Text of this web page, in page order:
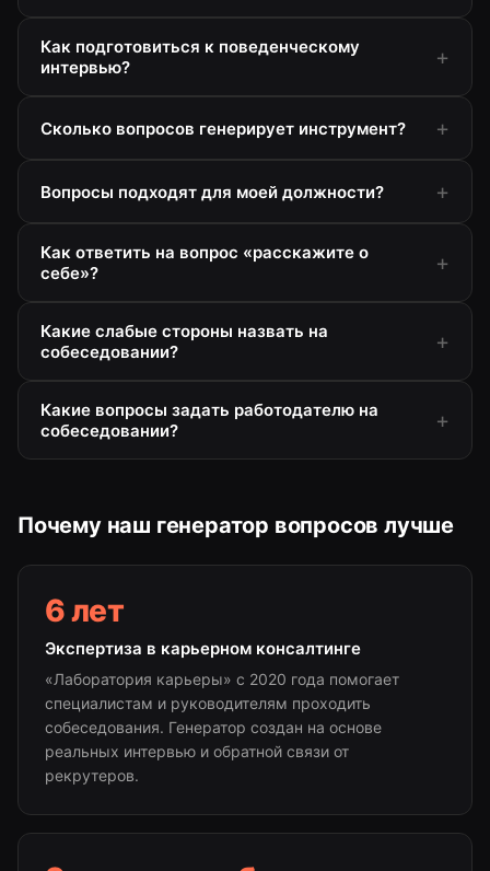
Как подготовиться к поведенческому
интервью?
Сколько вопросов генерирует инструмент?
Вопросы подходят для моей должности?
Как ответить на вопрос «расскажите о
себе»?
Какие слабые стороны назвать на
собеседовании?
Какие вопросы задать работодателю на
собеседовании?
Почему наш генератор вопросов лучше
6 лет
Экспертиза в карьерном консалтинге
«Лаборатория карьеры» с 2020 года помогает
специалистам и руководителям проходить
собеседования. Генератор создан на основе
реальных интервью и обратной связи от
рекрутеров.